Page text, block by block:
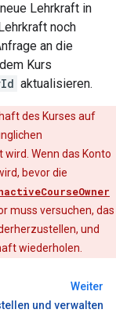
Lehrkraft in
noch
an die
Kurs
aktualisieren.
des Kurses auf
Wenn das Konto
bevor die
muss versuchen, das
und
wiederholen.
Weiter
und verwalten